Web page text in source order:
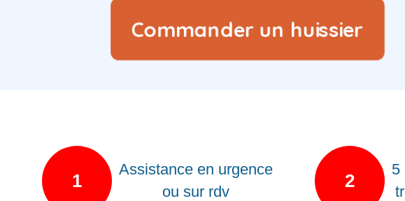
Commander un huissier
1
Assistance en urgence
ou sur rdv
2
5